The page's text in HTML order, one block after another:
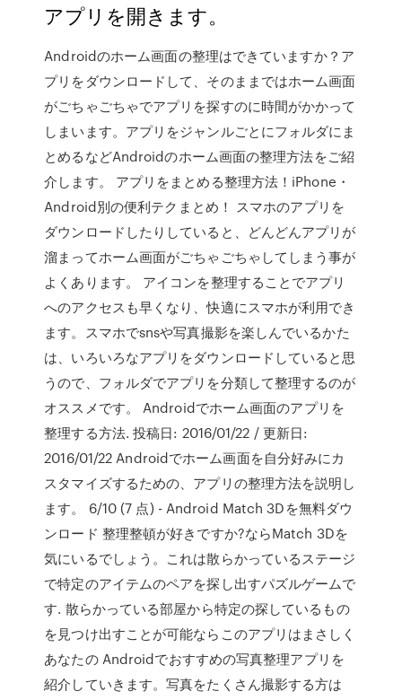
アプリを開きます。
Androidのホーム画面の整理はできていますか？ア
プリをダウンロードして、そのままではホーム画面
がごちゃごちゃでアプリを探すのに時間がかかって
しまいます。アプリをジャンルごとにフォルダにま
とめるなどAndroidのホーム画面の整理方法をご紹
介します。 アプリをまとめる整理方法！iPhone・
Android別の便利テクまとめ！ スマホのアプリを
ダウンロードしたりしていると、どんどんアプリが
溜まってホーム画面がごちゃごちゃしてしまう事が
よくあります。 アイコンを整理することでアプリ
へのアクセスも早くなり、快適にスマホが利用でき
ます。スマホでsnsや写真撮影を楽しんでいるかた
は、いろいろなアプリをダウンロードしていると思
うので、フォルダでアプリを分類して整理するのが
オススメです。 Androidでホーム画面のアプリを
整理する方法. 投稿日: 2016/01/22 / 更新日:
2016/01/22 Androidでホーム画面を自分好みにカ
スタマイズするための、アプリの整理方法を説明し
ます。 6/10 (7 点) - Android Match 3Dを無料ダウ
ンロード 整理整頓が好きですか?ならMatch 3Dを
気にいるでしょう。これは散らかっているステージ
で特定のアイテムのペアを探し出すパズルゲームで
す. 散らかっている部屋から特定の探しているもの
を見つけ出すことが可能ならこのアプリはまさしく
あなたの Androidでおすすめの写真整理アプリを
紹介していきます。写真をたくさん撮影する方は